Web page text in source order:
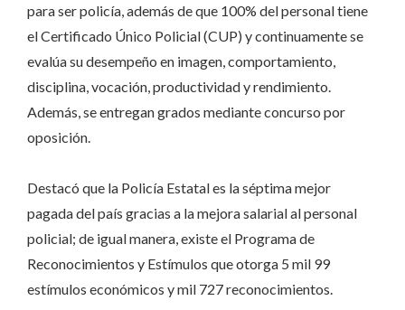
para ser policía, además de que 100% del personal tiene
el Certificado Único Policial (CUP) y continuamente se
evalúa su desempeño en imagen, comportamiento,
disciplina, vocación, productividad y rendimiento.
Además, se entregan grados mediante concurso por
oposición.
Destacó que la Policía Estatal es la séptima mejor
pagada del país gracias a la mejora salarial al personal
policial; de igual manera, existe el Programa de
Reconocimientos y Estímulos que otorga 5 mil 99
estímulos económicos y mil 727 reconocimientos.